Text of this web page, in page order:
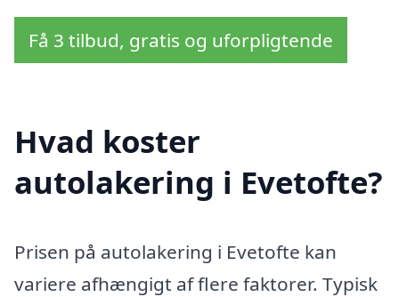
Få 3 tilbud, gratis og uforpligtende
Hvad koster
autolakering i Evetofte?
Prisen på autolakering i Evetofte kan
variere afhængigt af flere faktorer. Typisk